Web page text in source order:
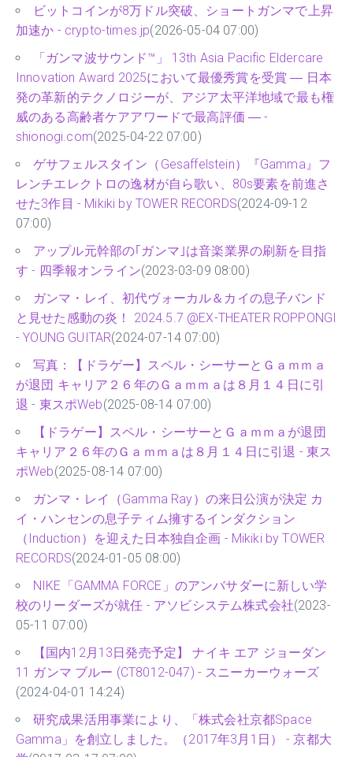
ビットコインが8万ドル突破、ショートガンマで上昇
加速か - crypto-times.jp(2026-05-04 07:00)
「ガンマ波サウンド™」 13th Asia Pacific Eldercare
Innovation Award 2025において最優秀賞を受賞 ― 日本
発の革新的テクノロジーが、アジア太平洋地域で最も権
威のある高齢者ケアアワードで最高評価 ― -
shionogi.com(2025-04-22 07:00)
ゲサフェルスタイン（Gesaffelstein）『Gamma』フ
レンチエレクトロの逸材が自ら歌い、80s要素を前進さ
せた3作目 - Mikiki by TOWER RECORDS(2024-09-12
07:00)
アップル元幹部の｢ガンマ｣は音楽業界の刷新を目指
す - 四季報オンライン(2023-03-09 08:00)
ガンマ・レイ、初代ヴォーカル＆カイの息子バンド
と見せた感動の炎！ 2024.5.7 @EX-THEATER ROPPONGI
- YOUNG GUITAR(2024-07-14 07:00)
写真：【ドラゲー】スペル・シーサーとＧａｍｍａ
が退団 キャリア２６年のＧａｍｍａは８月１４日に引
退 - 東スポWeb(2025-08-14 07:00)
【ドラゲー】スペル・シーサーとＧａｍｍａが退団
キャリア２６年のＧａｍｍａは８月１４日に引退 - 東ス
ポWeb(2025-08-14 07:00)
ガンマ・レイ（Gamma Ray）の来日公演が決定 カ
イ・ハンセンの息子ティム擁するインダクション
（Induction）を迎えた日本独自企画 - Mikiki by TOWER
RECORDS(2024-01-05 08:00)
NIKE「GAMMA FORCE」のアンバサダーに新しい学
校のリーダーズが就任 - アソビシステム株式会社(2023-
05-11 07:00)
【国内12月13日発売予定】 ナイキ エア ジョーダン
11 ガンマ ブルー (CT8012-047) - スニーカーウォーズ
(2024-04-01 14:24)
研究成果活用事業により、「株式会社京都Space
Gamma」を創立しました。（2017年3月1日） - 京都大